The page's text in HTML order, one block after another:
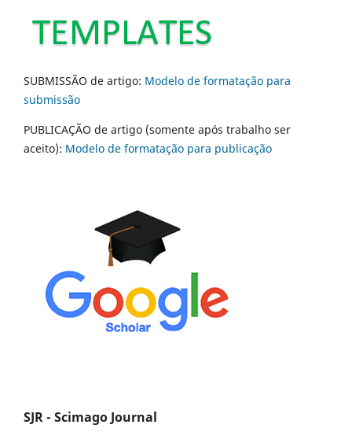
SUBMISSÃO de artigo: Modelo de formatação para
submissão
PUBLICAÇÃO de artigo (somente após trabalho ser
aceito): Modelo de formatação para publicação
SJR - Scimago Journal